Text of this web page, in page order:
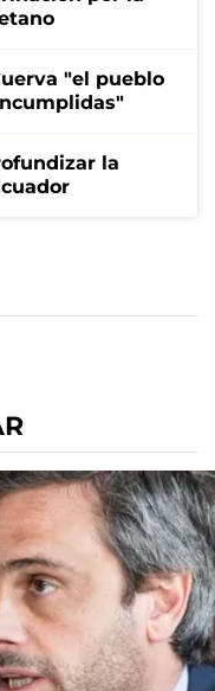
"el pueblo
la